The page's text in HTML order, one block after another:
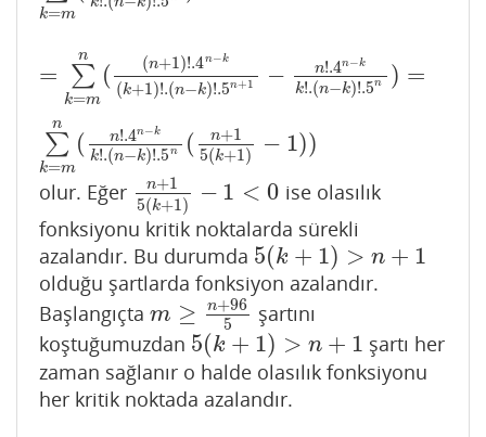
k=m
= ∑
k=m
n
( (n+1)!.4n−k
(k+1)!.(n−k)!.5n+1 − n!.4n−k
k!.(n−k)!.5n ) =
∑
k=m
n
( n!.4n−k
k!.(n−k)!.5 n ( n+1
5(k+1) − 1))
=∑ =m n ((n+1)!.4n−k(k+1) .(n −k)!.5n+1−n !.4n
olur. Eğer n+1
5(k+1 ) − 1 < 0
n+15(k +1) −1 <0
ise olasılık
fonksiyonu kritik noktalarda sürekli
azalandır. Bu durumda 5(k + 1) > n + 1
5(k+ 1)> n+ 1
olduğu şartlarda fonksiyon azalandır.
Başlangıçta m ≥ n+96
5
m≥ n+ 965
şartını
koştuğumuzdan 5(k + 1) > n + 1
5(k+ 1)> n+ 1
şartı her
zaman sağlanır o halde olasılık fonksiyonu
her kritik noktada azalandır.